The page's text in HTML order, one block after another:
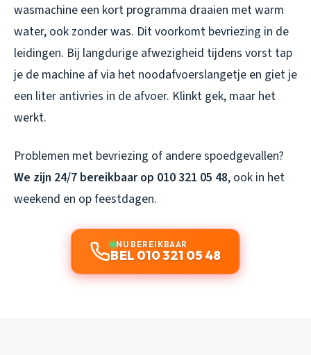
wasmachine een kort programma draaien met warm
water, ook zonder was. Dit voorkomt bevriezing in de
leidingen. Bij langdurige afwezigheid tijdens vorst tap
je de machine af via het noodafvoerslangetje en giet je
een liter antivries in de afvoer. Klinkt gek, maar het
werkt.
Problemen met bevriezing of andere spoedgevallen?
We zijn 24/7 bereikbaar op 010 321 05 48, ook in het
weekend en op feestdagen.
NU BEREIKBAAR
BEL 010 321 05 48